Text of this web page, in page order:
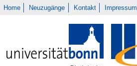
Home Neuzugänge Kontakt Impressum